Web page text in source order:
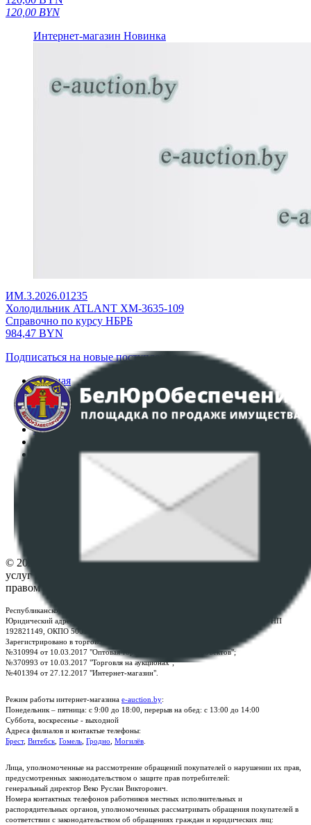
120,00 BYN
Интернет-магазин Новинка
ИМ.3.2026.01235
Холодильник ATLANT ХМ-3635-109
Справочно по курсу НБРБ
984,47 BYN
Подписаться на новые поступления
Главная
Аукционы
Интернет-магазин
Регламент организации и проведения торгов
Политика в отношении обработки персональных
ПОЛОЖЕНИЕ О ПОЛИТИКЕ ОБРАБОТКИ COOKIE-
Настройки cookie-файлов
© 2026 Республиканское унитарное предприятие по оказанию
услуг "БелЮрОбеспечение" - Все права защищены авторским
правом
Республиканское унитарное предприятие по оказанию услуг "БелЮрОбеспечение"
Юридический адрес: г. Минск, пр-т. Дзержинского, 1Б, e-mail:
, УНП
192821149, ОКПО 500111895000
Зарегистрировано в торговом реестре Республики Беларусь:
№310994 от 10.03.2017 "Оптовая торговля без торговых объектов";
№370993 от 10.03.2017 "Торговля на аукционах";
№401394 от 27.12.2017 "Интернет-магазин".
Режим работы интернет-магазина e-auction.by:
Понедельник – пятница: с 9:00 до 18:00, перерыв на обед: с 13:00 до 14:00
Суббота, воскресенье - выходной
Адреса филиалов и контактые телефоны:
Брест, Витебск Гомель Гродно Могилёв
Лица, уполномоченные на рассмотрение обращений покупателей о нарушении их прав,
предусмотренных законодательством о защите прав потребителей:
генеральный директор Веко Руслан Викторович.
Номера контактных телефонов работников местных исполнительных и
распорядительных органов, уполномоченных рассматривать обращения покупателей в
соответствии с законодательством об обращениях граждан и юридических лиц: